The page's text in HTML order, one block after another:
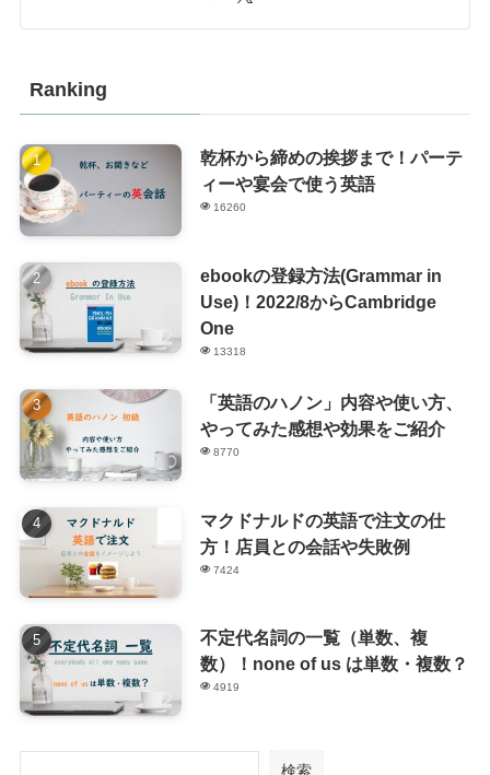
Ranking
乾杯から締めの挨拶まで！パーテ
ィーや宴会で使う英語
16260
ebookの登録方法(Grammar in
Use)！2022/8からCambridge
One
13318
「英語のハノン」内容や使い方、
やってみた感想や効果をご紹介
8770
マクドナルドの英語で注文の仕
方！店員との会話や失敗例
7424
不定代名詞の一覧（単数、複
数）！none of us は単数・複数？
4919
検索